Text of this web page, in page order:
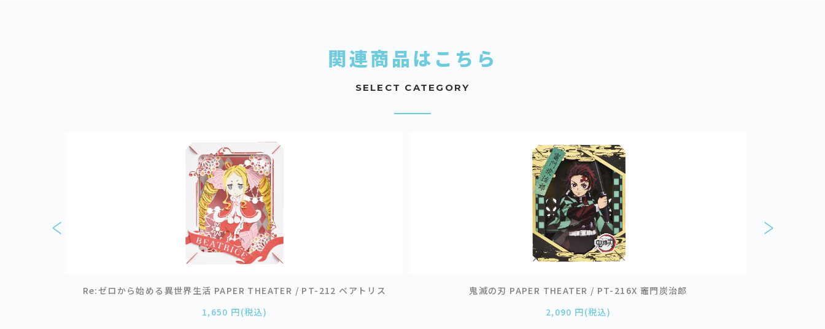
関連商品はこちら
SELECT CATEGORY
Re:ゼロから始める異世界生活 PAPER THEATER / PT-212 ベアトリス
1,650 円(税込)
鬼滅の刃 PAPER THEATER / PT-216X 竈門炭治郎
2,090 円(税込)